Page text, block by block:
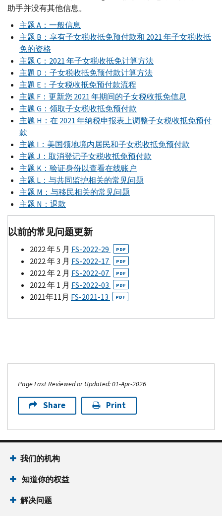
助手并没有其他信息。
主题A ：一般信息
主题 B ：享有子女税收抵免预付款和 2021 年子女税收抵
免的资格
主题C ：2021 年子女税收抵免计算方法
主題 D ：子女税收抵免预付款计算方法
主題 E ：子女税收抵免预付款流程
主题 F ：更新您 2021 年期间的子女税收抵免信息
主题G ：领取子女税收抵免预付款
主题 H ：在 2021 年纳税申报表上调整子女税收抵免预付
款
主题 I ：美国领地境内居民和子女税收抵免预付款
主题J ：取消登记子女税收抵免预付款
主题 K ：验证身份以查看在线账户
主题 L ：与共同监护相关的常见问题
主题 M ：与移民相关的常见问题
主题 N ：退款
以前的常见问题更新
2022 年 5 月 FS-2022-29 PDF
2022 年 3 月 FS-2022-17 PDF
2022 年 2 月 FS-2022-07 PDF
2022 年 1 月 FS-2022-03 PDF
2021年11月 FS-2021-13 PDF
Page Last Reviewed or Updated: 01-Apr-2026
Share Print
我们的机构
知道你的权益
解决问题